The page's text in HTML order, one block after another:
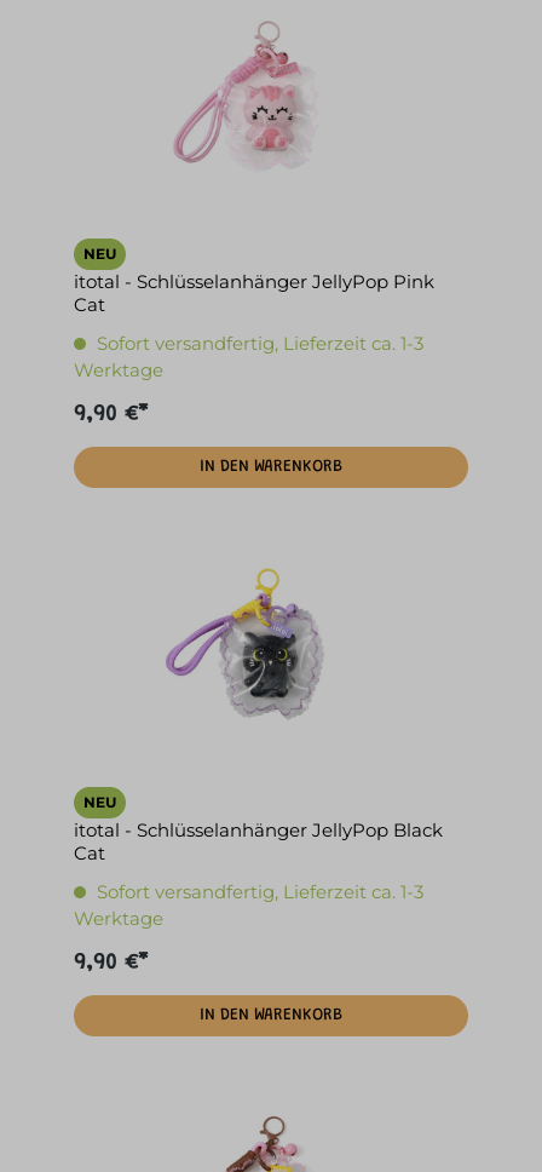
NEU
itotal - Schlüsselanhänger JellyPop Pink
Cat
Sofort versandfertig, Lieferzeit ca. 1-3
Werktage
9,90 €*
IN DEN WARENKORB
NEU
itotal - Schlüsselanhänger JellyPop Black
Cat
Sofort versandfertig, Lieferzeit ca. 1-3
Werktage
9,90 €*
IN DEN WARENKORB